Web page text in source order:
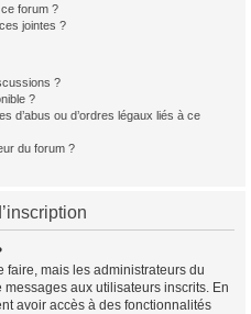
forum ?
jointes ?
?
?
d’abus ou d’ordres légaux liés à ce
du forum ?
faire, mais les administrateurs du
aux utilisateurs inscrits. En
avoir accès à des fonctionnalités